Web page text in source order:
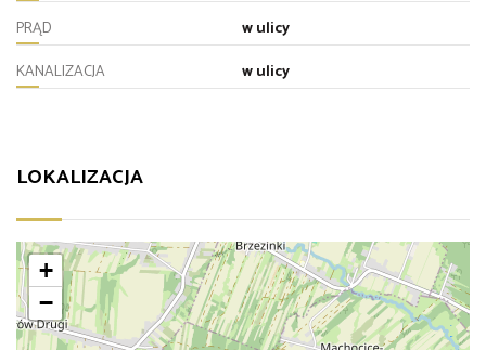
PRĄD
w ulicy
KANALIZACJA
w ulicy
LOKALIZACJA
+
−